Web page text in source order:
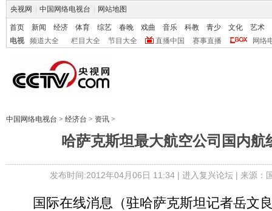
央视网 中国网络电视台 网站地图
首页 新闻 经济 体育 综艺 春晚 戏曲 音乐 科教 青少 文化
艺术
电视
频道大全 栏目大全 节目大全 直播中国 赛事直播 网络
中国网络电视台 > 经济台 > 资讯 >
哈萨克斯坦最大航空公司国内航
发布时间:2012年04月06日 11:34 | 进入复兴论坛| 来源：
国际在线消息（驻哈萨克斯坦记者岳文